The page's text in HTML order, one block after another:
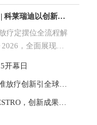
ESTRO 2026 圆满收官 | 科莱瑞迪以创新与艺术共鸣，书写精准放疗新篇章
疗定摆位全流程解
，全面展现其
展注入新动能。
开幕日
・ ASTRO 2025 首日现场直击 | Klarity 精准放疗创新引全球瞩目
・ 创新领航 自成格局 | Klarity 闪耀2025 ESTRO，创新成果引领行业新风向